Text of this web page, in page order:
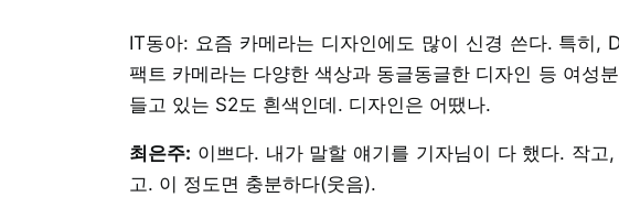
IT동아: 요즘 카메라는 디자인에도 많이 신경 쓴다. 특히,
팩트 카메라는 다양한 색상과 동글동글한 디자인 등 여성
들고 있는 S2도 흰색인데. 디자인은 어땠나.
최은주: 이쁘다. 내가 말할 얘기를 기자님이 다 했다. 작
고. 이 정도면 충분하다(웃음).